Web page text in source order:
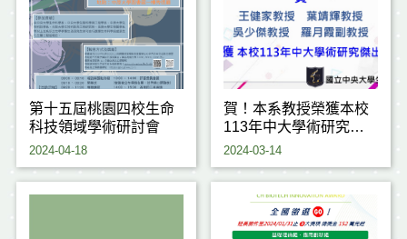
第十五屆桃園四校生命
科技領域學術研討會
2024-04-18
賀！本系教授榮獲本校
113年中大學術研究傑
出獎
2024-03-14